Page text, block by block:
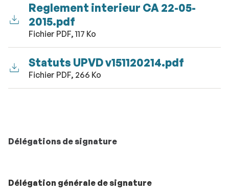
Reglement interieur CA 22-05-
2015.pdf
Fichier PDF, 117 Ko
Statuts UPVD v151120214.pdf
Fichier PDF, 266 Ko
Délégations de signature
Délégation générale de signature